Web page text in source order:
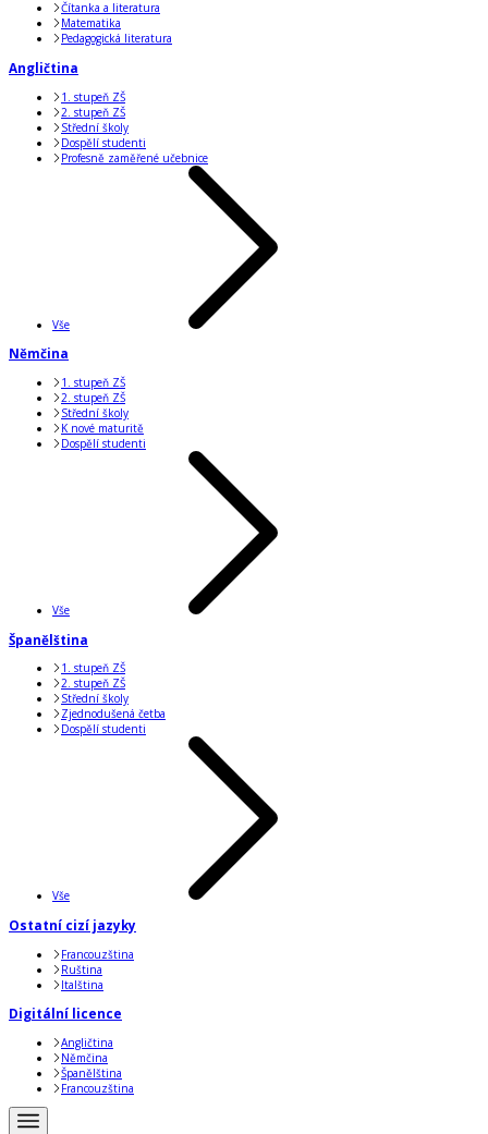
Čítanka a literatura
Matematika
Pedagogická literatura
Angličtina
1. stupeň ZŠ
2. stupeň ZŠ
Střední školy
Dospělí studenti
Profesně zaměřené učebnice
Vše
Němčina
1. stupeň ZŠ
2. stupeň ZŠ
Střední školy
K nové maturitě
Dospělí studenti
Vše
Španělština
1. stupeň ZŠ
2. stupeň ZŠ
Střední školy
Zjednodušená četba
Dospělí studenti
Vše
Ostatní cizí jazyky
Francouzština
Ruština
Italština
Digitální licence
Angličtina
Němčina
Španělština
Francouzština